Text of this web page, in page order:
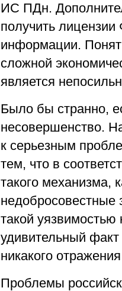
ИС ПДн.
получить
информации.
сложной
является
Было бы странно,
несовершенство.
к серьезным
тем, что в
такого механизма,
недобросовестные
такой уязвимостью
удивительный
никакого
Проблемы